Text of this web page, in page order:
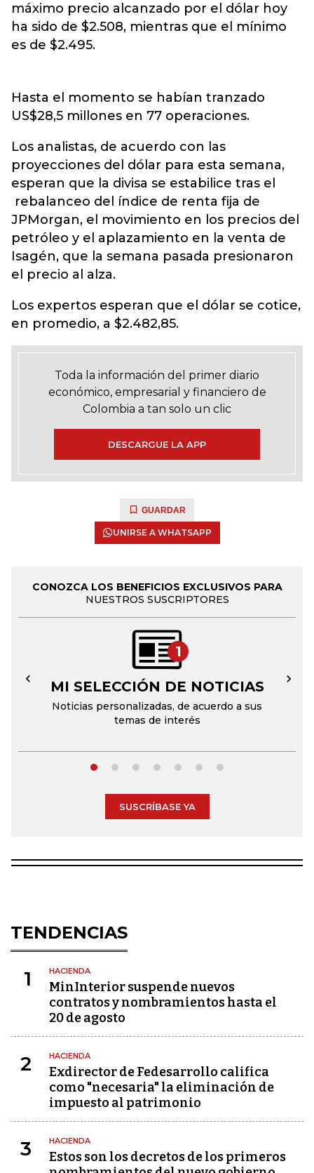
máximo precio alcanzado por el dólar hoy
ha sido de $2.508, mientras que el mínimo
es de $2.495.
Hasta el momento se habían tranzado
US$28,5 millones en 77 operaciones.
Los analistas, de acuerdo con las
proyecciones del dólar para esta semana,
esperan que la divisa se estabilice tras el
rebalanceo del índice de renta fija de
JPMorgan, el movimiento en los precios del
petróleo y el aplazamiento en la venta de
Isagén, que la semana pasada presionaron
el precio al alza.
Los expertos esperan que el dólar se cotice,
en promedio, a $2.482,85.
Toda la información del primer diario
económico, empresarial y financiero de
Colombia a tan solo un clic
DESCARGUE LA APP
GUARDAR
UNIRSE A WHATSAPP
CONOZCA LOS BENEFICIOS EXCLUSIVOS PARA
NUESTROS SUSCRIPTORES
1
MI SELECCIÓN DE NOTICIAS
Noticias personalizadas, de acuerdo a sus
temas de interés
← →
SUSCRÍBASE YA
TENDENCIAS
1 HACIENDA
MinInterior suspende nuevos
contratos y nombramientos hasta el
20 de agosto
2 HACIENDA
Exdirector de Fedesarrollo califica
como "necesaria" la eliminación de
impuesto al patrimonio
3 HACIENDA
Estos son los decretos de los primeros